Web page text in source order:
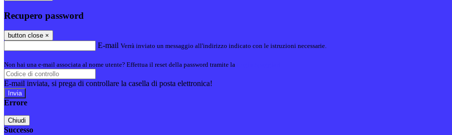
Recupero password
button close ×
E-mail Verrà inviato un messaggio all'indirizzo indicato con le istruzioni necessarie.
Non hai una e-mail associata al nome utente? Effettua il reset della password tramite la
E-mail inviata, si prega di controllare la casella di posta elettronica!
Errore
Chiudi
Successo